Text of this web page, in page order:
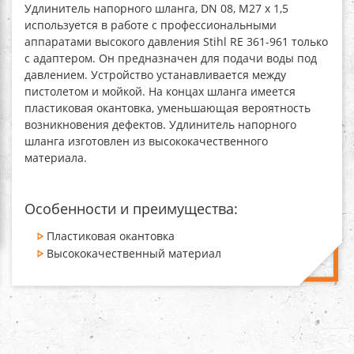
Удлинитель напорного шланга, DN 08, M27 x 1,5
используется в работе с профессиональными
аппаратами высокого давления Stihl RE 361-961 только
с адаптером. Он предназначен для подачи воды под
давлением. Устройство устанавливается между
пистолетом и мойкой. На концах шланга имеется
пластиковая окантовка, уменьшающая вероятность
возникновения дефектов. Удлинитель напорного
шланга изготовлен из высококачественного
материала.
Особенности и преимущества:
Пластиковая окантовка
Высококачественный материал